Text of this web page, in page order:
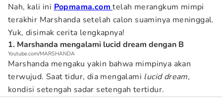
Nah, kali ini Popmama.comtelah merangkum mimpi
terakhir Marshanda setelah calon suaminya meninggal.
Yuk, disimak cerita lengkapnya!
1. Marshanda mengalami lucid dream dengan B
Youtube.com/MARSHANDA
Marshanda mengaku yakin bahwa mimpinya akan
terwujud. Saat tidur, dia mengalami lucid dream,
kondisi setengah sadar setengah tertidur.